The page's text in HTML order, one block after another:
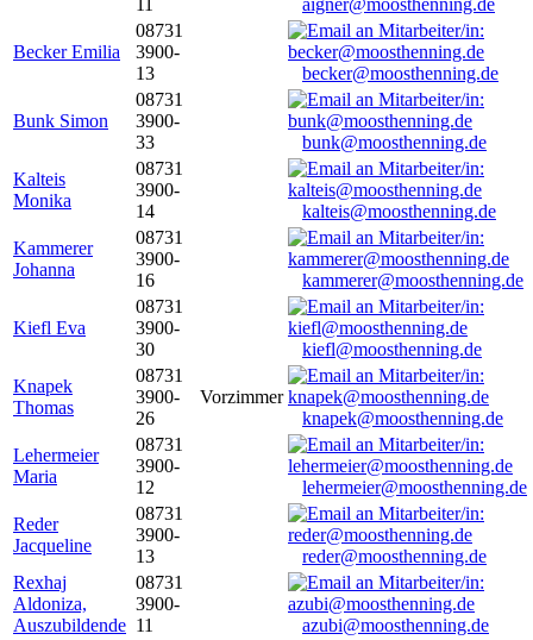
aigner@moosthenning.de
Becker Emilia
08731
3900-
13
becker@moosthenning.de
Bunk Simon
08731
3900-
33
bunk@moosthenning.de
Kalteis
Monika
08731
3900-
14
kalteis@moosthenning.de
Kammerer
Johanna
08731
3900-
16
kammerer@moosthenning.de
Kiefl Eva
08731
3900-
30
kiefl@moosthenning.de
Knapek
Thomas
08731
3900-
26
Vorzimmer
knapek@moosthenning.de
Lehermeier
Maria
08731
3900-
12
lehermeier@moosthenning.de
Reder
Jacqueline
08731
3900-
13
reder@moosthenning.de
Rexhaj
Aldoniza,
Auszubildende
08731
3900-
11
azubi@moosthenning.de